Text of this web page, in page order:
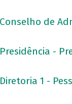
Conselho de
Presidência -
Diretoria 1 -